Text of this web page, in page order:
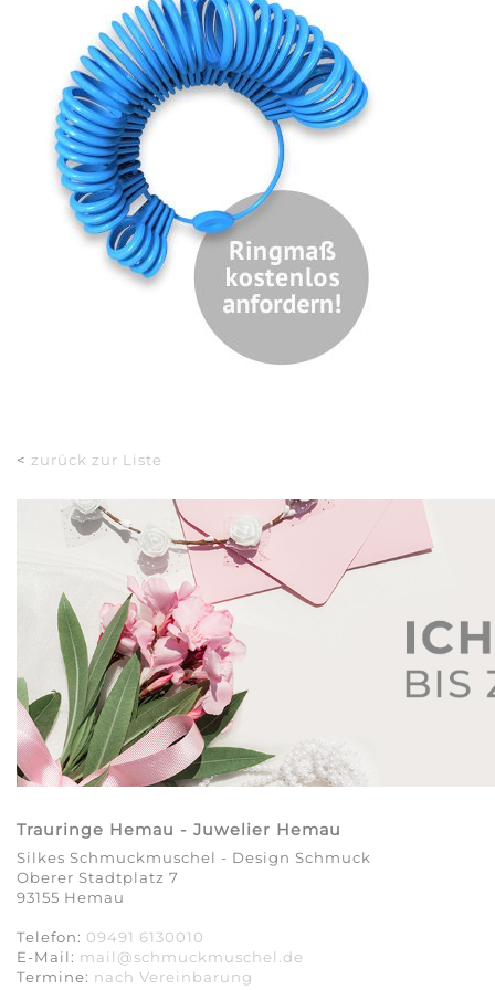
< zurück zur Liste
Trauringe Hemau - Juwelier Hemau
Silkes Schmuckmuschel - Design Schmuck
Oberer Stadtplatz 7
93155 Hemau
Telefon: 09491 6130010
E-Mail: mail@schmuckmuschel.de
Termine: nach Vereinbarung​​​​​​​